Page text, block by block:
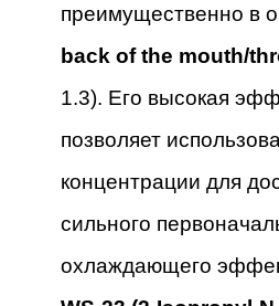
преимущественно в
back of the mouth/
1.3). Его высокая
позволяет
концентрации для
сильного
охлаждающего